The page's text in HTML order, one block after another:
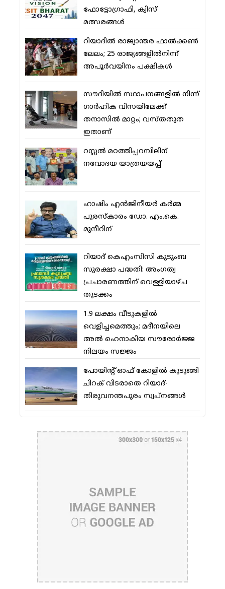
ഫോട്ടോഗ്രാഫി, ക്വിസ്
മത്സരങ്ങള്‍
റിയാദില്‍ രാജ്യാന്തര ഫാല്‍ക്കണ്‍
ലേലം; 25 രാജ്യങ്ങളില്‍നിന്ന്
അപൂര്‍വയിനം പക്ഷികള്‍
സൗദിയില്‍ സ്ഥാപനങ്ങളില്‍ നിന്ന്
ഗാര്‍ഹിക വിസയിലേക്ക്
തനാസില്‍ മാറ്റം; വസ്തതുത
ഇതാണ്
റസ്സല്‍ മഠത്തിപ്പറമ്പിലിന്
നവോദയ യാത്രയയപ്പ്
ഹാഷിം എന്‍ജിനീയര്‍ കര്‍മ്മ
പുരസ്‌കാരം ഡോ. എം.കെ.
മുനീറിന്
റിയാദ് കെഎംസിസി കുടുംബ
സുരക്ഷാ പദ്ധതി: അംഗത്വ
പ്രചാരണത്തിന് വെള്ളിയാഴ്ച
തുടക്കം
1.9 ലക്ഷം വീടുകളില്‍
വെളിച്ചമെത്തും; മദീനയിലെ
അല്‍ ഹെനാകിയ സൗരോര്‍ജ്ജ
നിലയം സജ്ജം
പോയിന്റ് ഓഫ് കോളില്‍ കുടുങ്ങി
ചിറക് വിടരാതെ റിയാദ്-
തിരുവനന്തപുരം സ്വപ്നങ്ങള്‍